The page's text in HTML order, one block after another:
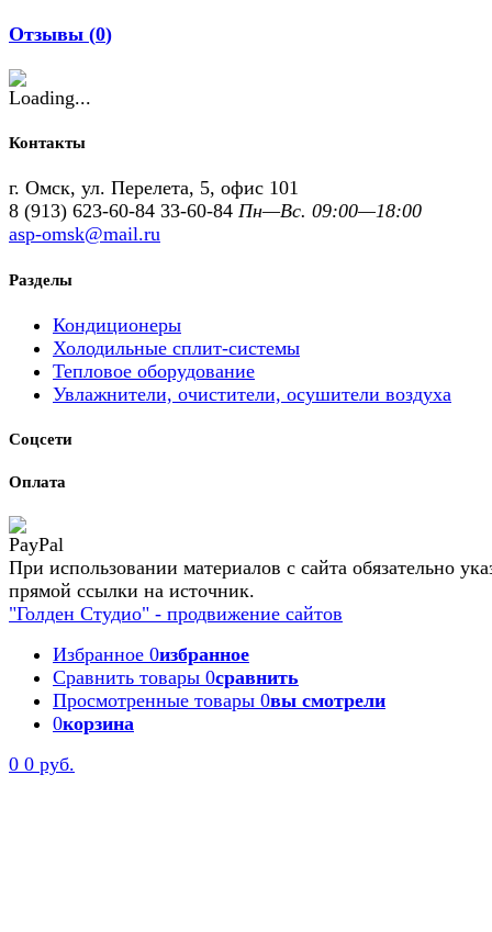
Отзывы (0)
Контакты
г. Омск, ул. Перелета, 5, офис 101
8 (913) 623-60-84 33-60-84 Пн—Вс. 09:00—18:00
asp-omsk@mail.ru
Разделы
Кондиционеры
Холодильные сплит-системы
Тепловое оборудование
Увлажнители, очистители, осушители воздуха
Соцсети
Оплата
При использовании материалов с сайта обязательно
прямой ссылки на источник.
"Голден Студио" - продвижение сайтов
Избранное 0избранное
Сравнить товары 0сравнить
Просмотренные товары 0вы смотрели
0корзина
0 0 руб.